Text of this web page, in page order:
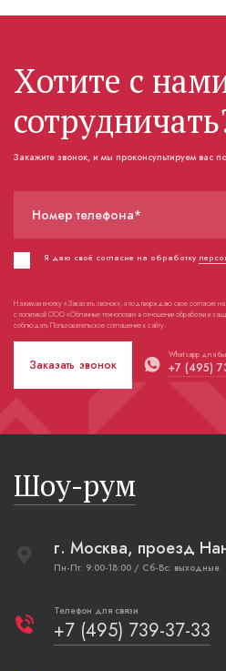
Хотите с
Закажите звонок, и мы проконсультируем вас
Номер телефона*
Заказать звонок
Whatsapp для
+7 (495)
Я даю своё согласие на обработку
Нажимая кнопку «Заказать звонок», я подтверждаю свое согласие на
с политикой ООО «Облачные технологии» в отношении обработки и
соблюдать Пользовательское соглашение к сайту.
Шоу-рум
г. Москва, проезд
Пн-Пт: 9:00-18:00 / Сб-Вс: выходные
Телефон для связи
+7 (495) 739-37-33